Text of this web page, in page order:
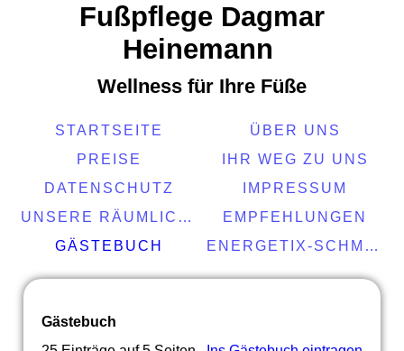
Fußpflege Dagmar
Heinemann
Wellness für Ihre Füße
STARTSEITE
ÜBER UNS
PREISE
IHR WEG ZU UNS
DATENSCHUTZ
IMPRESSUM
UNSERE RÄUMLICHKEITEN
EMPFEHLUNGEN
GÄSTEBUCH
ENERGETIX-SCHMUCK
Gästebuch